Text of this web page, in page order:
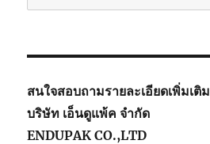
for:
สนใจสอบถามรายละเอียดเพิ่มเติม
บริษัท เอ็นดูแพ้ค จำกัด
ENDUPAK CO.,LTD